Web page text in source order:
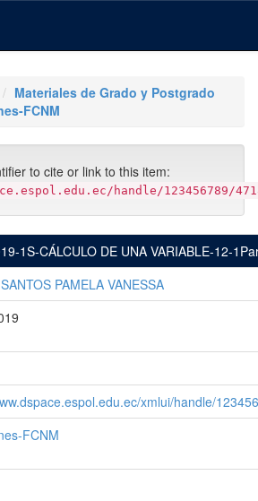
Materiales de Grado y Postgrado
FCNM
to cite or link to this item:
handle/123456789/
1S-CÁLCULO DE UNA VARIABLE-12-
PAMELA VANESSA
xmlui/handle/
FCNM